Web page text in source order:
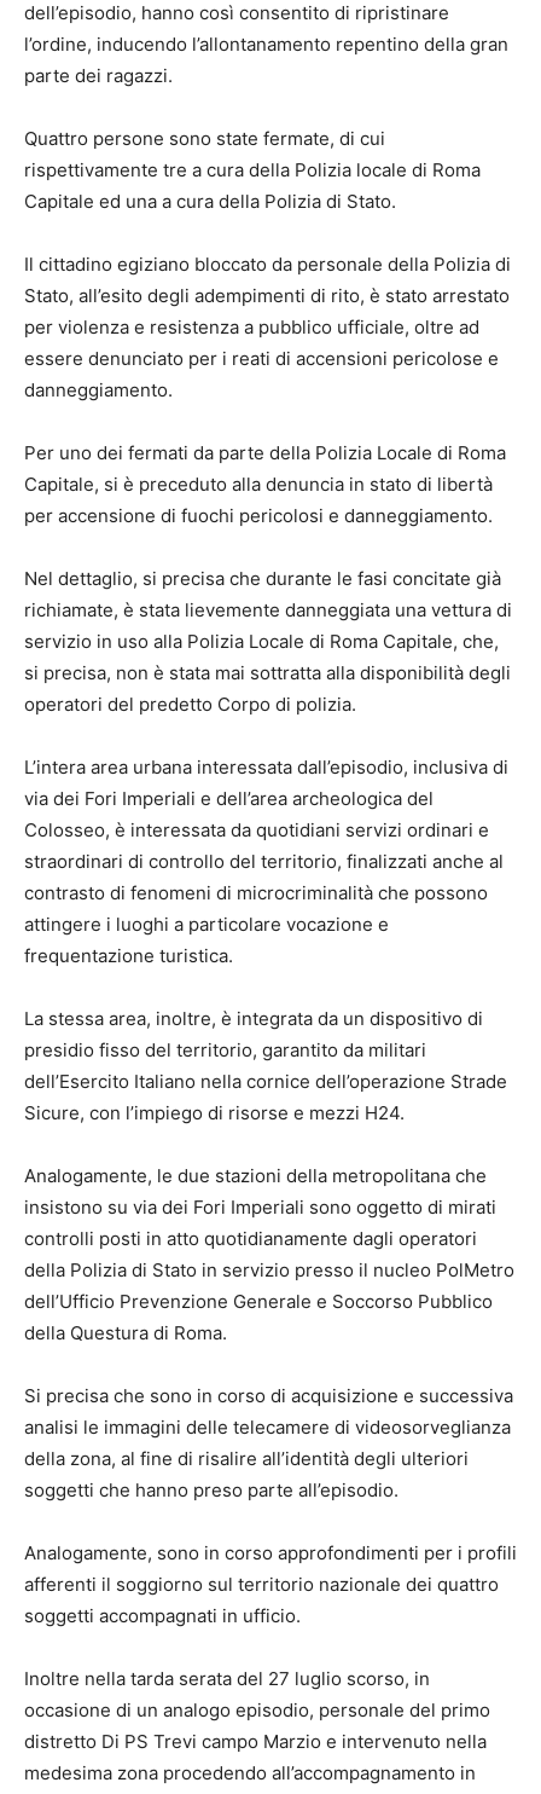
dell’episodio, hanno così consentito di ripristinare
l’ordine, inducendo l’allontanamento repentino della gran
parte dei ragazzi.
Quattro persone sono state fermate, di cui
rispettivamente tre a cura della Polizia locale di Roma
Capitale ed una a cura della Polizia di Stato.
Il cittadino egiziano bloccato da personale della Polizia di
Stato, all’esito degli adempimenti di rito, è stato arrestato
per violenza e resistenza a pubblico ufficiale, oltre ad
essere denunciato per i reati di accensioni pericolose e
danneggiamento.
Per uno dei fermati da parte della Polizia Locale di Roma
Capitale, si è preceduto alla denuncia in stato di libertà
per accensione di fuochi pericolosi e danneggiamento.
Nel dettaglio, si precisa che durante le fasi concitate già
richiamate, è stata lievemente danneggiata una vettura di
servizio in uso alla Polizia Locale di Roma Capitale, che,
si precisa, non è stata mai sottratta alla disponibilità degli
operatori del predetto Corpo di polizia.
L’intera area urbana interessata dall’episodio, inclusiva di
via dei Fori Imperiali e dell’area archeologica del
Colosseo, è interessata da quotidiani servizi ordinari e
straordinari di controllo del territorio, finalizzati anche al
contrasto di fenomeni di microcriminalità che possono
attingere i luoghi a particolare vocazione e
frequentazione turistica.
La stessa area, inoltre, è integrata da un dispositivo di
presidio fisso del territorio, garantito da militari
dell’Esercito Italiano nella cornice dell’operazione Strade
Sicure, con l’impiego di risorse e mezzi H24.
Analogamente, le due stazioni della metropolitana che
insistono su via dei Fori Imperiali sono oggetto di mirati
controlli posti in atto quotidianamente dagli operatori
della Polizia di Stato in servizio presso il nucleo PolMetro
dell’Ufficio Prevenzione Generale e Soccorso Pubblico
della Questura di Roma.
Si precisa che sono in corso di acquisizione e successiva
analisi le immagini delle telecamere di videosorveglianza
della zona, al fine di risalire all’identità degli ulteriori
soggetti che hanno preso parte all’episodio.
Analogamente, sono in corso approfondimenti per i profili
afferenti il soggiorno sul territorio nazionale dei quattro
soggetti accompagnati in ufficio.
Inoltre nella tarda serata del 27 luglio scorso, in
occasione di un analogo episodio, personale del primo
distretto Di PS Trevi campo Marzio e intervenuto nella
medesima zona procedendo all’accompagnamento in